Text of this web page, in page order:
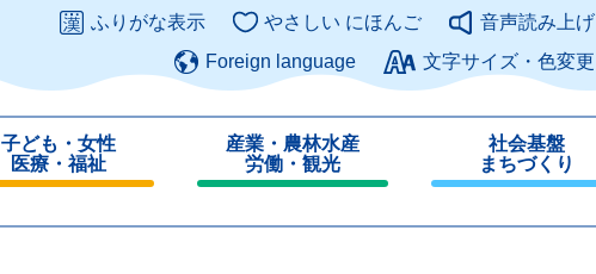
このページの本文へ
ふりがな表示 やさしい にほんご
音声読み上げ
Foreign language
文字サイズ・色変更
子ども・女性
医療・福祉
産業・農林水産
労働・観光
じ
社会基盤
まちづくり
じ